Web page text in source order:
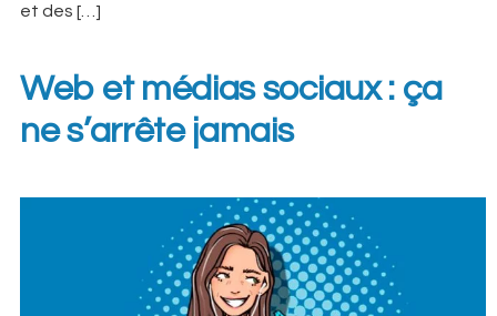
et des […]
Web et médias sociaux : ça
ne s’arrête jamais